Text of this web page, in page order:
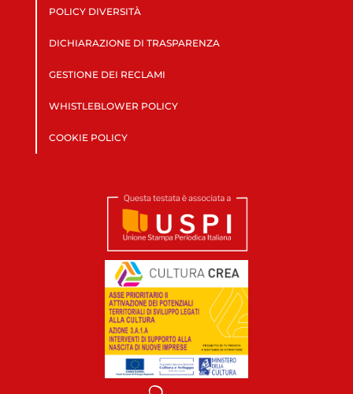
POLICY DIVERSITÀ
DICHIARAZIONE DI TRASPARENZA
GESTIONE DEI RECLAMI
WHISTLEBLOWER POLICY
COOKIE POLICY